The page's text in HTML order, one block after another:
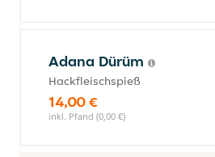
Adana Dürüm
Hackfleischspieß
14,00 €
inkl. Pfand (0,00 €)